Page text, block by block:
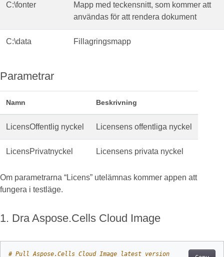
C:\fonter
Mapp med teckensnitt, som kommer att
användas för att rendera dokument
C:\data Fillagringsmapp
Parametrar
Namn Beskrivning
LicensOffentlig nyckel Licensens offentliga nyckel
LicensPrivatnyckel Licensens privata nyckel
Om parametrarna “Licens” utelämnas kommer appen att
fungera i testläge.
1. Dra Aspose.Cells Cloud Image
# Pull Aspose.Cells Cloud Image latest version